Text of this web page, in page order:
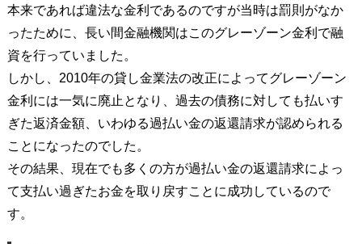
本来であれば違法な金利であるのですが当時は罰則がなか
ったために、長い間金融機関はこのグレーゾーン金利で融
資を行っていました。
しかし、2010年の貸し金業法の改正によってグレーゾーン
金利には一気に廃止となり、過去の債務に対しても払いす
ぎた返済金額、いわゆる過払い金の返還請求が認められる
ことになったのでした。
その結果、現在でも多くの方が過払い金の返還請求によっ
て支払い過ぎたお金を取り戻すことに成功しているので
す。